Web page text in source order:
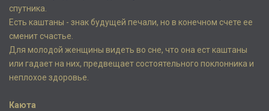
спутника.
Есть каштаны - знак будущей печали, но в конечном счете ее
сменит счастье.
Для молодой женщины видеть во сне, что она ест каштаны
или гадает на них, предвещает состоятельного поклонника и
неплохое здоровье.
Каюта